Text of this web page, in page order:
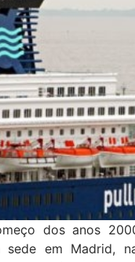
dos anos
sede em Madrid,